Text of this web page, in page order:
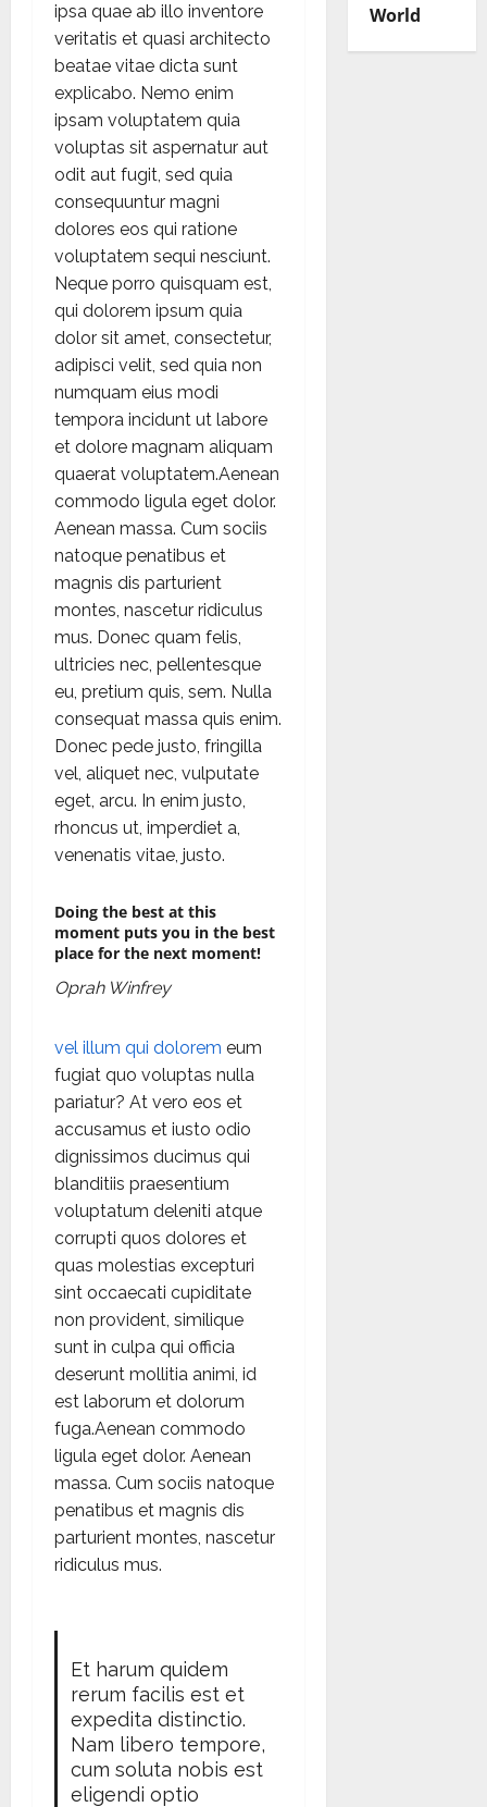
ipsa quae ab illo inventore
veritatis et quasi architecto
beatae vitae dicta sunt
explicabo. Nemo enim
ipsam voluptatem quia
voluptas sit aspernatur aut
odit aut fugit, sed quia
consequuntur magni
dolores eos qui ratione
voluptatem sequi nesciunt.
Neque porro quisquam est,
qui dolorem ipsum quia
dolor sit amet, consectetur,
adipisci velit, sed quia non
numquam eius modi
tempora incidunt ut labore
et dolore magnam aliquam
quaerat voluptatem.Aenean
commodo ligula eget dolor.
Aenean massa. Cum sociis
natoque penatibus et
magnis dis parturient
montes, nascetur ridiculus
mus. Donec quam felis,
ultricies nec, pellentesque
eu, pretium quis, sem. Nulla
consequat massa quis enim.
Donec pede justo, fringilla
vel, aliquet nec, vulputate
eget, arcu. In enim justo,
rhoncus ut, imperdiet a,
venenatis vitae, justo.
Doing the best at this
moment puts you in the best
place for the next moment!
Oprah Winfrey
vel illum qui dolorem eum
fugiat quo voluptas nulla
pariatur? At vero eos et
accusamus et iusto odio
dignissimos ducimus qui
blanditiis praesentium
voluptatum deleniti atque
corrupti quos dolores et
quas molestias excepturi
sint occaecati cupiditate
non provident, similique
sunt in culpa qui officia
deserunt mollitia animi, id
est laborum et dolorum
fuga.Aenean commodo
ligula eget dolor. Aenean
massa. Cum sociis natoque
penatibus et magnis dis
parturient montes, nascetur
ridiculus mus.
Et harum quidem
rerum facilis est et
expedita distinctio.
Nam libero tempore,
cum soluta nobis est
eligendi optio
World